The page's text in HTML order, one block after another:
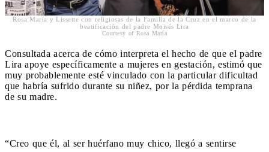
Rosa María y Lissette con religiosas de la Familia de la Cruz en el marco de la
beatificación del padre Moisés Lira
Courtesy of Rosa María
Consultada acerca de cómo interpreta el hecho de que el padre
Lira apoye específicamente a mujeres en gestación, estimó que
muy probablemente esté vinculado con la particular dificultad
que habría sufrido durante su niñez, por la pérdida temprana
de su madre.
“Creo que él, al ser huérfano muy chico, llegó a sentirse